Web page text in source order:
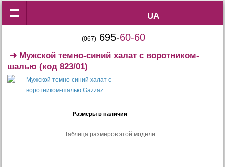
UA
UA
(067) 695-60-60
➜ Мужской темно-синий халат с воротником-
шалью (код 823/01)
Размеры в наличии
Таблица размеров этой модели